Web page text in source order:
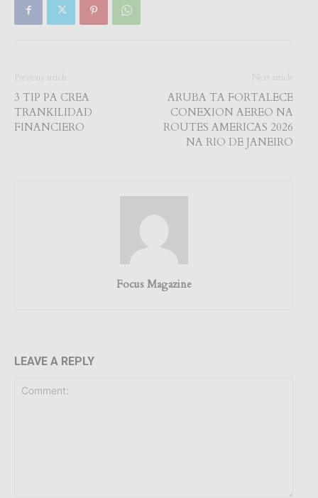
Previous article
3 TIP PA CREA
TRANKILIDAD
FINANCIERO
Next article
ARUBA TA FORTALECE
CONEXION AEREO NA
ROUTES AMERICAS 2026
NA RIO DE JANEIRO
Focus Magazine
LEAVE A REPLY